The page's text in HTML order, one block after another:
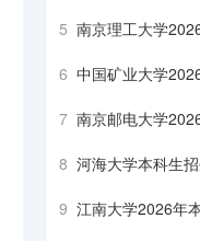
5 南京理工大学
6 中国矿业大学
7 南京邮电大学
8 河海大学本科生
9 江南大学2026年